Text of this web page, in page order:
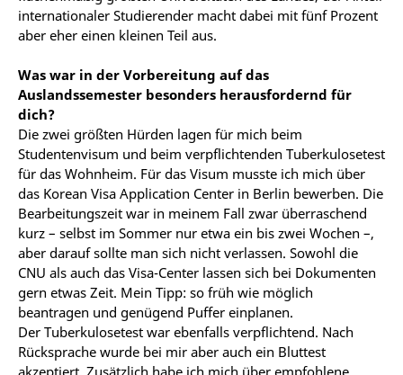
internationaler Studierender macht dabei mit fünf Prozent
aber eher einen kleinen Teil aus.
Was war in der Vorbereitung auf das
Auslandssemester besonders herausfordernd für
dich?
Die zwei größten Hürden lagen für mich beim
Studentenvisum und beim verpflichtenden Tuberkulosetest
für das Wohnheim. Für das Visum musste ich mich über
das Korean Visa Application Center in Berlin bewerben. Die
Bearbeitungszeit war in meinem Fall zwar überraschend
kurz – selbst im Sommer nur etwa ein bis zwei Wochen –,
aber darauf sollte man sich nicht verlassen. Sowohl die
CNU als auch das Visa-Center lassen sich bei Dokumenten
gern etwas Zeit. Mein Tipp: so früh wie möglich
beantragen und genügend Puffer einplanen.
Der Tuberkulosetest war ebenfalls verpflichtend. Nach
Rücksprache wurde bei mir aber auch ein Bluttest
akzeptiert. Zusätzlich habe ich mich über empfohlene